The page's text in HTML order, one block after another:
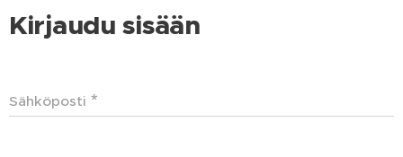
Kirjaudu sisään
Sähköposti